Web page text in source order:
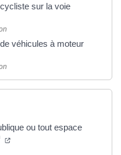
sur la voie
véhicules à moteur
ou tout espace